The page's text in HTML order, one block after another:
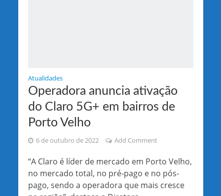
Atualidades
Operadora anuncia ativação
do Claro 5G+ em bairros de
Porto Velho
6 de outubro de 2022 Add Comment
“A Claro é líder de mercado em Porto Velho,
no mercado total, no pré-pago e no pós-
pago, sendo a operadora que mais cresce